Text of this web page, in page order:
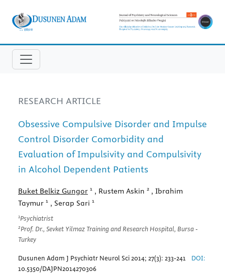
RESEARCH ARTICLE
Obsessive Compulsive Disorder and Impulse
Control Disorder Comorbidity and
Evaluation of Impulsivity and Compulsivity
in Alcohol Dependent Patients
Buket Belkiz Gungor 1 , Rustem Askin 2 , Ibrahim
Taymur 1 , Serap Sari 1
1Psychiatrist
2Prof. Dr., Sevket Yilmaz Training and Research Hospital, Bursa -
Turkey
Dusunen Adam J Psychiatr Neurol Sci 2014; 27(3): 233-241
DOI:
10.5350/DAJPN2014270306